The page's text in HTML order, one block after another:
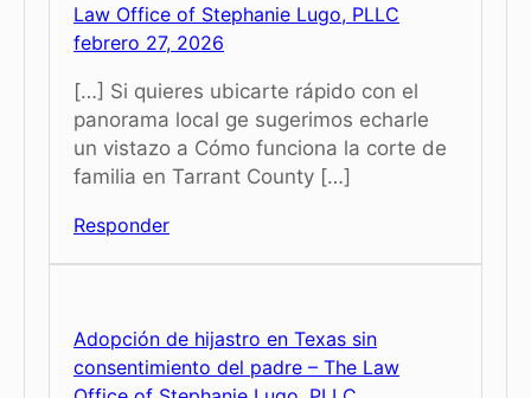
Law Office of Stephanie Lugo, PLLC
febrero 27, 2026
[…] Si quieres ubicarte rápido con el
panorama local ge sugerimos echarle
un vistazo a Cómo funciona la corte de
familia en Tarrant County […]
Responder
Adopción de hijastro en Texas sin
consentimiento del padre – The Law